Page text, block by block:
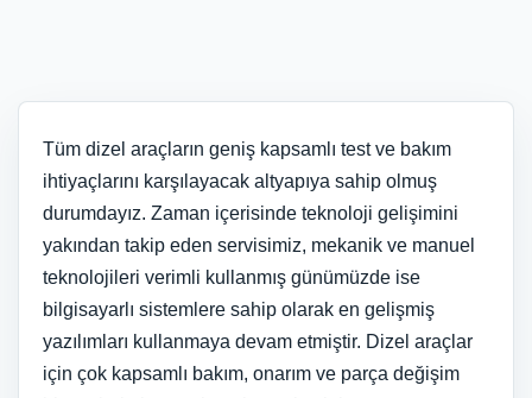
Tüm dizel araçların geniş kapsamlı test ve bakım
ihtiyaçlarını karşılayacak altyapıya sahip olmuş
durumdayız. Zaman içerisinde teknoloji gelişimini
yakından takip eden servisimiz, mekanik ve manuel
teknolojileri verimli kullanmış günümüzde ise
bilgisayarlı sistemlere sahip olarak en gelişmiş
yazılımları kullanmaya devam etmiştir. Dizel araçlar
için çok kapsamlı bakım, onarım ve parça değişim